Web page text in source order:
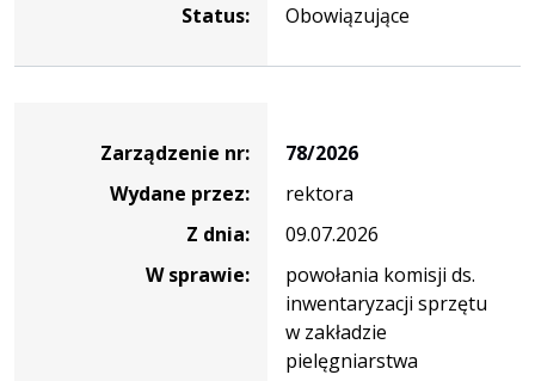
Status:
Obowiązujące
Zarządzenie nr:
78/2026
Wydane przez:
rektora
Z dnia:
09.07.2026
W sprawie:
powołania komisji ds.
inwentaryzacji sprzętu
w zakładzie
pielęgniarstwa